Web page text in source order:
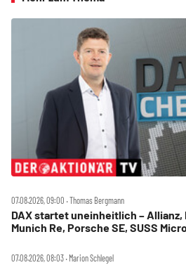
07.08.2026, 09:00 ‧ Thomas Bergmann
DAX startet uneinheitlich – Allianz,
Munich Re, Porsche SE, SUSS
07.08.2026, 08:03 ‧ Marion Schlegel